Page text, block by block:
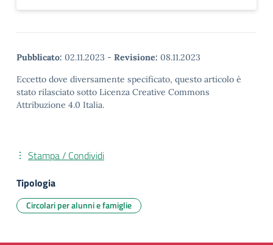
Pubblicato: 02.11.2023 - Revisione: 08.11.2023
Eccetto dove diversamente specificato, questo articolo è
stato rilasciato sotto Licenza Creative Commons
Attribuzione 4.0 Italia.
Stampa / Condividi
Tipologia
Circolari per alunni e famiglie